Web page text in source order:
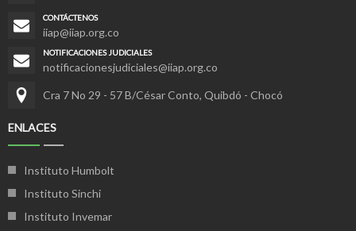
CONTÁCTENOS
iiap@iiap.org.co
NOTIFICACIONES JUDICIALES
notificacionesjudiciales@iiap.org.co
Cra 7 No 29 - 57 B/César Conto, Quibdó - Chocó
ENLACES
Instituto Humbolt
Instituto Sinchi
Instituto Invemar